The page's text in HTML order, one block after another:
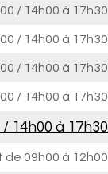
/ 14h00 à 17h30
/ 14h00 à 17h30
/ 14h00 à 17h30
/ 14h00 à 17h30
/ 14h00 à 17h30
de 09h00 à 12h00